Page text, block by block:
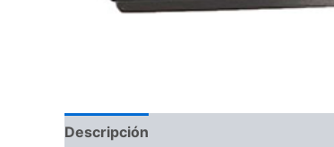
Descripción